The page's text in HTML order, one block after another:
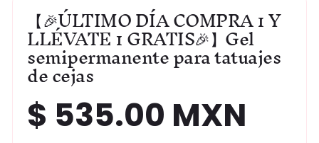
【🎉ÚLTIMO DÍA COMPRA 1 Y
LLÉVATE 1 GRATIS🎉】Gel
semipermanente para tatuajes
de cejas
Precio
habitual
$ 535.00 MXN